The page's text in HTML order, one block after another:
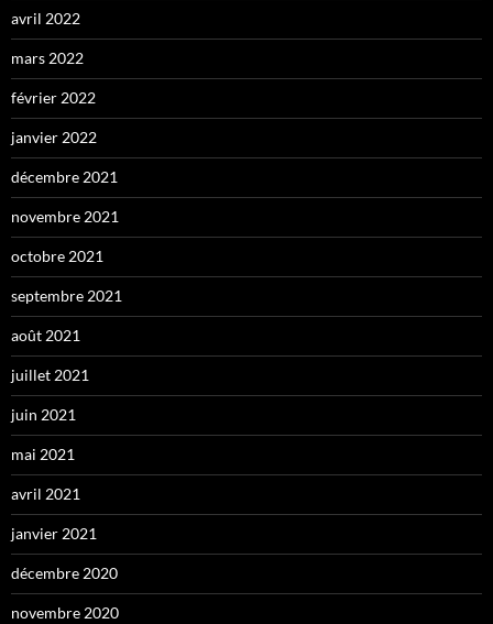
avril 2022
mars 2022
février 2022
janvier 2022
décembre 2021
novembre 2021
octobre 2021
septembre 2021
août 2021
juillet 2021
juin 2021
mai 2021
avril 2021
janvier 2021
décembre 2020
novembre 2020